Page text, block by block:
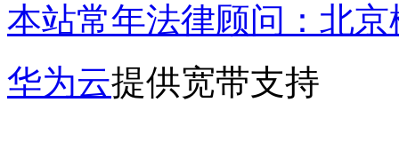
本站常年法律顾问：北
华为云提供宽带支持